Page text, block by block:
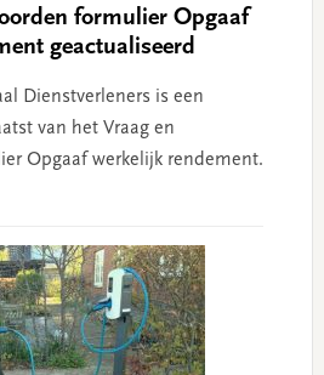
formulier Opgaaf
geactualiseerd
Dienstverleners is een
van het Vraag en
Opgaaf werkelijk rendement.